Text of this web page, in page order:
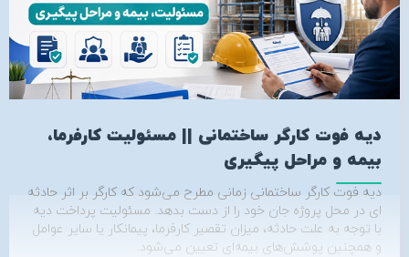
دیه فوت کارگر ساختمانی || مسئولیت کارفرما،
بیمه و مراحل پیگیری
دیه فوت کارگر ساختمانی زمانی مطرح می‌شود که کارگر بر اثر حادثه‌
ای در محل پروژه جان خود را از دست بدهد. مسئولیت پرداخت دیه
با توجه به علت حادثه، میزان تقصیر کارفرما، پیمانکار یا سایر عوامل
و همچنین پوشش‌های بیمه‌ای تعیین می‌شود.